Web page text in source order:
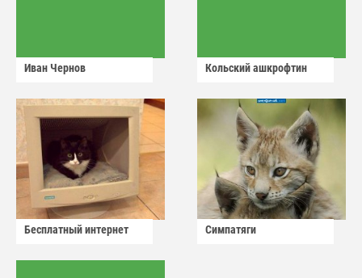
Иван Чернов Кольский ашкрофтин
Бесплатный интернет Симпатяги